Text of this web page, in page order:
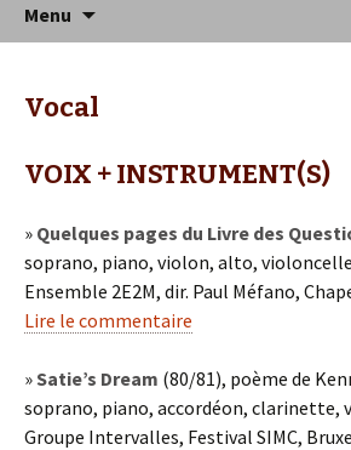
Menu
principal
Vocal
VOIX + INSTRUMENT(S)
» Quelques pages du Livre des
soprano, piano, violon, alto,
Ensemble 2E2M, dir. Paul Méfano,
Lire le commentaire
»Satie’s Dream (80/81), poème de
soprano, piano, accordéon, clarinette,
Groupe Intervalles, Festival SIMC,